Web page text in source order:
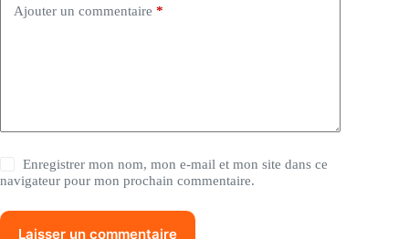
Ajouter un commentaire *
Enregistrer mon nom, mon e-mail et mon site dans ce
navigateur pour mon prochain commentaire.
Laisser un commentaire